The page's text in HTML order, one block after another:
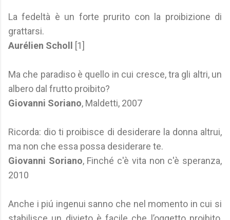
La fedeltà è un forte prurito con la proibizione di
grattarsi.
Aurélien Scholl
[1]
Ma che paradiso è quello in cui cresce, tra gli altri, un
albero dal frutto proibito?
Giovanni Soriano, Maldetti, 2007
Ricorda: dio ti proibisce di desiderare la donna altrui,
ma non che essa possa desiderare te.
Giovanni Soriano, Finché c'è vita non c'è speranza,
2010
Anche i piú ingenui sanno che nel momento in cui si